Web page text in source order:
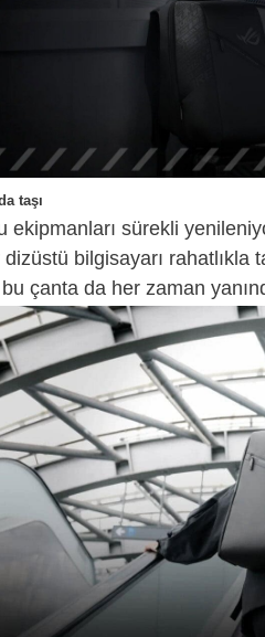
taşı
ekipmanları sürekli
bilgisayarı rahatlıkla
çanta da her zaman